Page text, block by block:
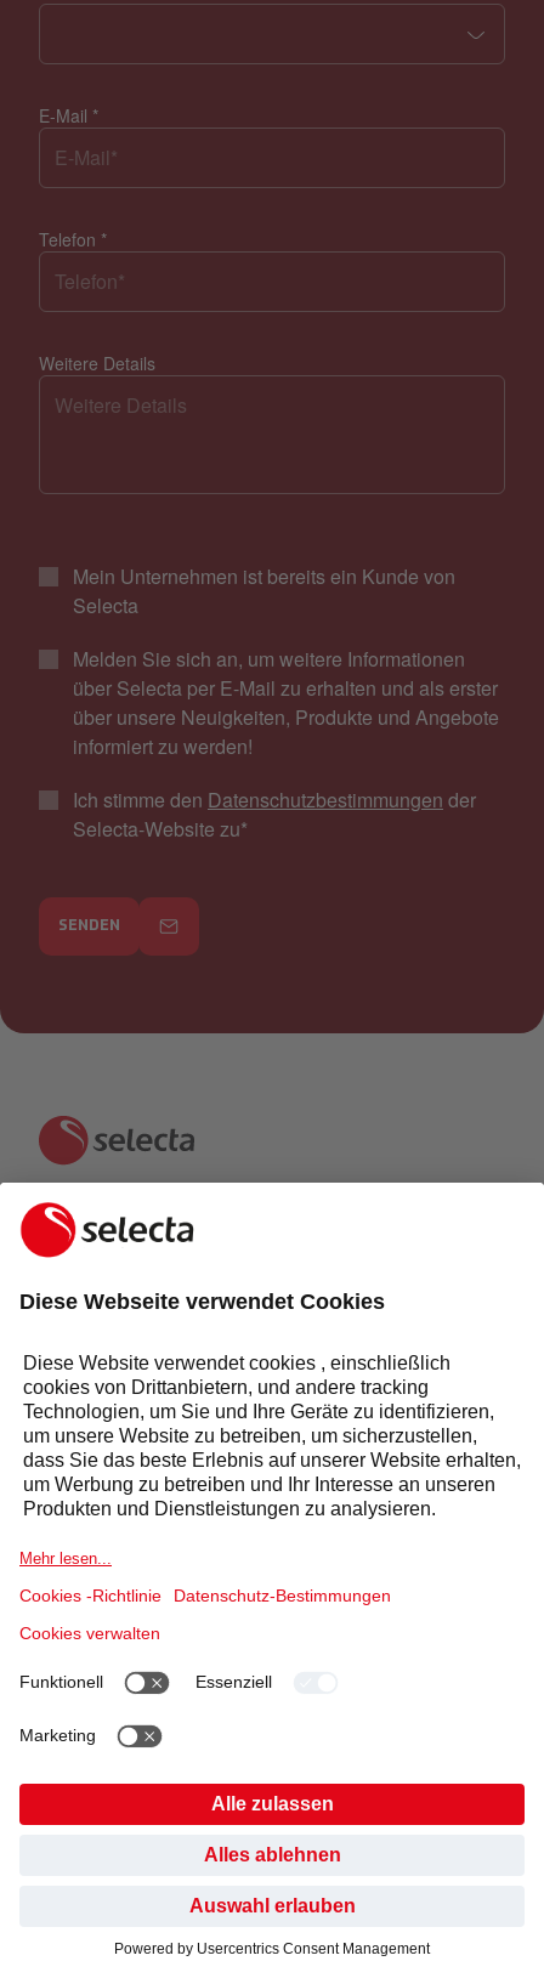
E-Mail *
Telefon *
Weitere Details
Mein Unternehmen ist bereits ein Kunde von
Selecta
Melden Sie sich an, um weitere Informationen
über Selecta per E-Mail zu erhalten und als erster
über unsere Neuigkeiten, Produkte und Angebote
informiert zu werden!
Ich stimme den Datenschutzbestimmungen der
Selecta-Website zu*
SENDEN
KONTAKTIEREN SIE UNS UND ERHALTEN SIE EIN
KOSTENLOSES ANGEBOT:
Antwort innerhalb von 24 Stunden
Selecta Gruppe
Produkte & Lösungen
Dienstleistungen
Sektoren
CookierichtlinieNutzungsbedingungenDatenschutzerklärung
Haftungsausschluss gemäß § 38 Abs. 4 UGB
HABEN SIE GEFUNDEN, WONACH SIE GESUCHT